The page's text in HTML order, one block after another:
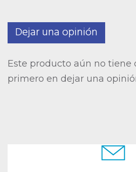
Dejar una opinión
Este producto aún no tiene
primero en dejar una